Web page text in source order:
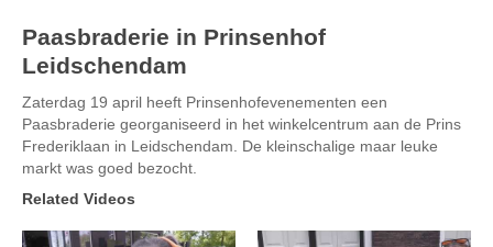
Paasbraderie in Prinsenhof
Leidschendam
Zaterdag 19 april heeft Prinsenhofevenementen een
Paasbraderie georganiseerd in het winkelcentrum aan de Prins
Frederiklaan in Leidschendam. De kleinschalige maar leuke
markt was goed bezocht.
Related Videos